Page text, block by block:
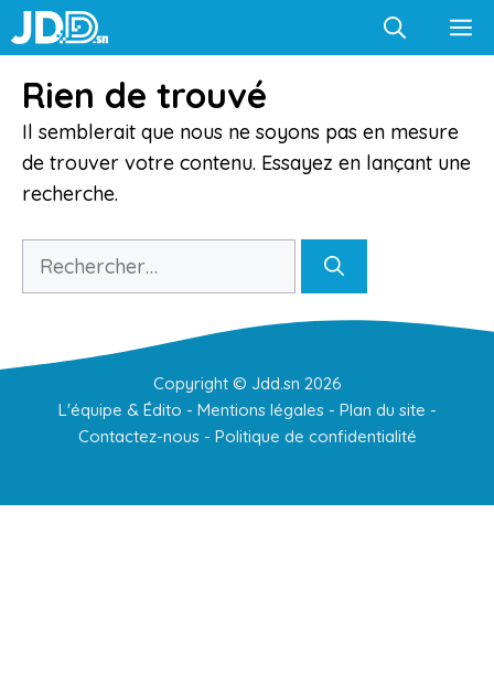
Aller
au
Rien de trouvé
Il semblerait que nous ne soyons pas en mesure
de trouver votre contenu. Essayez en lançant une
recherche.
Rechercher :
Copyright © Jdd.sn 2026
L'équipe & Édito - Mentions légales- Plan du site -
Contactez-nous- Politique de confidentialité